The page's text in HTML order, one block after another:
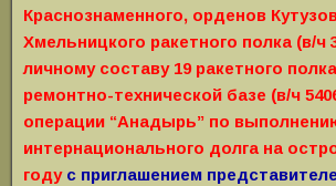
Краснознаменного, орденов
Хмельницкого ракетного полка (в/ч
личному составу 19 ракетного полка
ремонтно-технической базе (в/ч
операции “Анадырь” по
интернационального долга на
годус приглашением